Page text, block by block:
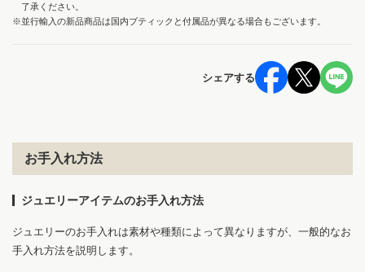
了承ください。
※並行輸入の新品商品は国内ブティックと付属品が異なる場合もございます。
シェアする
お手入れ方法
ジュエリーアイテムのお手入れ方法
ジュエリーのお手入れは素材や種類によって異なりますが、一般的なお
手入れ方法を説明します。